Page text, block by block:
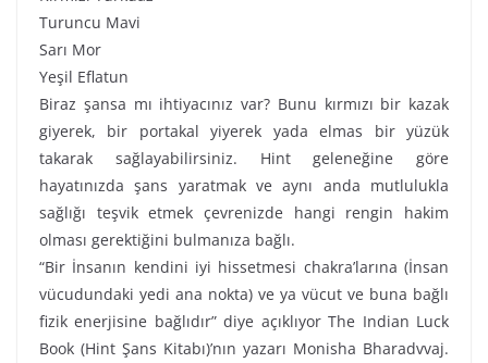
Turuncu Mavi
Sarı Mor
Yeşil Eflatun
Biraz şansa mı ihtiyacınız var? Bunu kırmızı bir kazak
giyerek, bir portakal yiyerek yada elmas bir yüzük
takarak sağlayabilirsiniz. Hint geleneğine göre
hayatınızda şans yaratmak ve aynı anda mutlulukla
sağlığı teşvik etmek çevrenizde hangi rengin hakim
olması gerektiğini bulmanıza bağlı.
“Bir İnsanın kendini iyi hissetmesi chakra’larına (İnsan
vücudundaki yedi ana nokta) ve ya vücut ve buna bağlı
fizik enerjisine bağlıdır” diye açıklıyor The Indian Luck
Book (Hint Şans Kitabı)’nın yazarı Monisha Bharadvvaj.